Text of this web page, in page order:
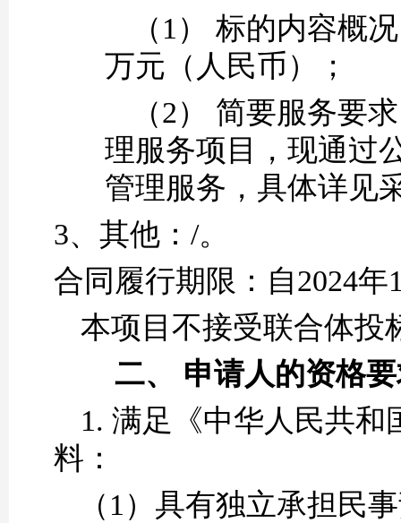
（1） 标的内容概
万元（人民币）；
（2） 简要服务要
理服务项目
，现通过
管理服务 ，具体详见
3、 其他： /。
合同履行期限： 自2024年
本项目不接受联合体投
二、 申请人的资格
1. 满足《中华人民共和
料：
（1） 具有独立承担民